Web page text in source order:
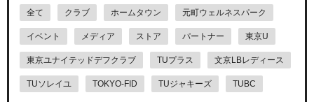
全て クラブ ホームタウン 元町ウェルネスパーク
イベント メディア ストア パートナー 東京U
東京ユナイテッドデフクラブ TUプラス 文京LBレディース
TUソレイユ TOKYO-FID TUジャキーズ TUBC